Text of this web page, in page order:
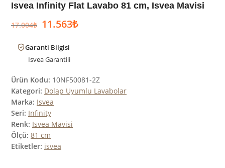
Isvea Infinity Flat Lavabo 81 cm, Isvea Mavisi
17.004₺ 11.563₺
Garanti Bilgisi
IsveaGarantili
Ürün Kodu: 10NF50081-2Z
Kategori: Dolap Uyumlu Lavabolar
Marka: Isvea
Seri: Infinity
Renk: Isvea Mavisi
Ölçü: 81 cm
Etiketler: isvea